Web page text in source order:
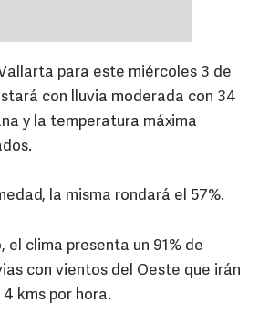
para este miércoles 3 de
con lluvia moderada con 34
y la temperatura máxima
la misma rondará el 57%.
el clima presenta un 91% de
con vientos del Oeste que irán
kms por hora.